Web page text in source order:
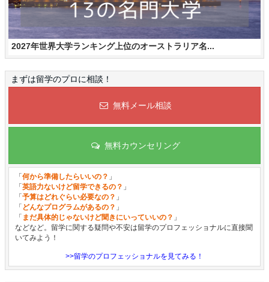
2027年世界大学ランキング上位のオーストラリア名...
まずは留学のプロに相談！
無料メール相談
無料カウンセリング
「 何から準備したらいいの？ 」
「 英語力ないけど留学できるの？ 」
「 予算はどれぐらい必要なの？ 」
「 どんなプログラムがあるの？ 」
「 まだ具体的じゃないけど聞きにいっていいの？ 」
などなど。留学に関する疑問や不安は留学のプロフェッショナルに直接聞
いてみよう！
>>留学のプロフェッショナルを見てみる！